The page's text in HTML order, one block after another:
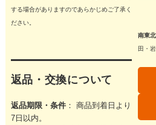
する場合がありますのであらかじめご了承く
ださい。
返品・交換について
返品期限・条件： 商品到着日より
7日以内。
南東北
田・岩